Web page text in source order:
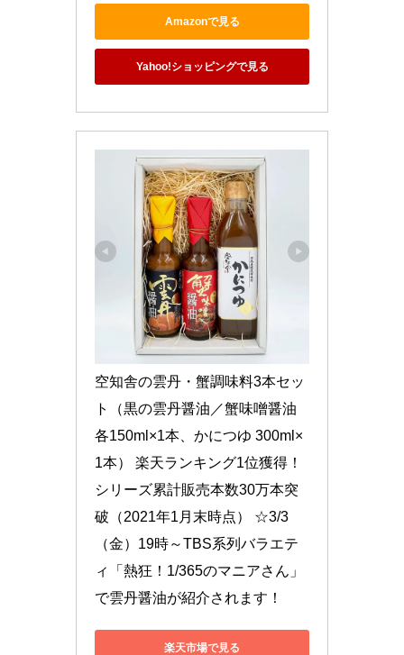
Amazonで見る
Yahoo!ショッピングで見る
空知舎の雲丹・蟹調味料3本セッ
ト（黒の雲丹醤油／蟹味噌醤油
各150ml×1本、かにつゆ 300ml×
1本） 楽天ランキング1位獲得！
シリーズ累計販売本数30万本突
破（2021年1月末時点） ☆3/3
（金）19時～TBS系列バラエテ
ィ「熱狂！1/365のマニアさん」
で雲丹醤油が紹介されます！
楽天市場で見る